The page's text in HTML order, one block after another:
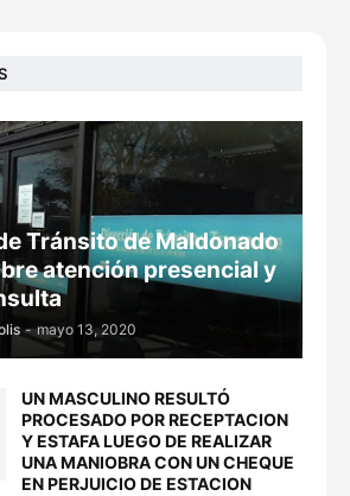
Tránsito de Maldonado
atención presencial y
- mayo 13, 2020
UN MASCULINO RESULTÓ
PROCESADO POR RECEPTACION
Y ESTAFA LUEGO DE REALIZAR
UNA MANIOBRA CON UN CHEQUE
EN PERJUICIO DE ESTACION